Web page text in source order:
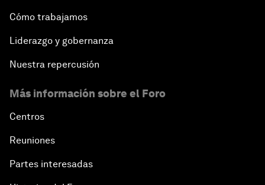
Cómo trabajamos
Liderazgo y gobernanza
Nuestra repercusión
Más información sobre el Foro
Centros
Reuniones
Partes interesadas